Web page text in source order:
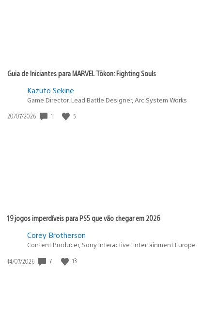
Guia de Iniciantes para MARVEL Tōkon: Fighting Souls
Kazuto Sekine
Game Director, Lead Battle Designer, Arc System Works
Data
20/07/2026 1 5
19 jogos imperdíveis para PS5 que vão chegar em 2026
Corey Brotherson
Content Producer, Sony Interactive Entertainment Europe
Data
14/07/2026 7 13